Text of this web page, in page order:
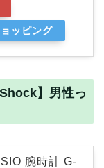
ッピング
】男性っ
腕時計 G-